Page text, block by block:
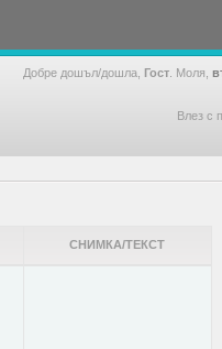
Добре дошъл/дошла, Гост . Моля,
Влез с
СНИМКА/ТЕКСТ